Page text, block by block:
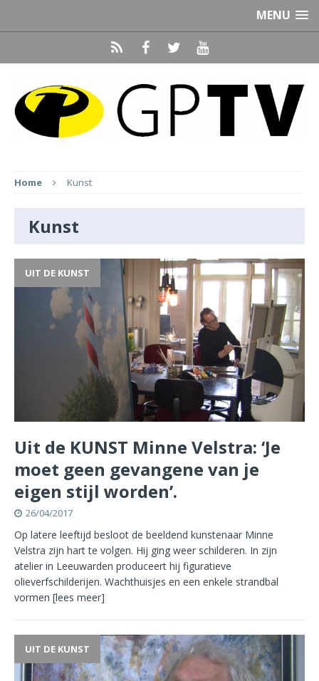
MENU
Home Kunst
Kunst
UIT DE KUNST
Uit de KUNST Minne Velstra: ‘Je
moet geen gevangene van je
eigen stijl worden’.
26/04/2017
Op latere leeftijd besloot de beeldend kunstenaar Minne
Velstra zijn hart te volgen. Hij ging weer schilderen. In zijn
atelier in Leeuwarden produceert hij figuratieve
olieverfschilderijen. Wachthuisjes en een enkele strandbal
vormen [lees meer]
UIT DE KUNST